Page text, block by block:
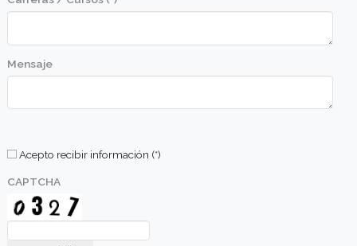
Perfil de alumno
Metodologia
Comunicate con nosotros
Nombre (*)